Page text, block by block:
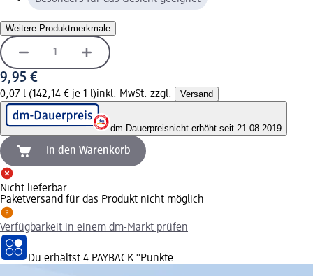
Weitere Produktmerkmale
9,95 €
0,07 l (142,14 € je 1 l)inkl. MwSt. zzgl. Versand
dm-Dauerpreisnicht erhöht seit 21.08.2019
In den Warenkorb
Nicht lieferbar
Paketversand für das Produkt nicht möglich
Verfügbarkeit in einem dm-Markt prüfen
Du erhältst 4 PAYBACK °Punkte